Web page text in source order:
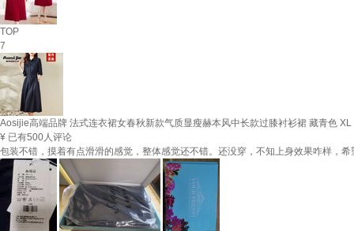
TOP
7
Aosijie高端品牌 法式连衣裙女春秋新款气质显瘦赫本风中长款过膝衬衫裙 藏青色 XL
¥ 已有500人评论
包装不错，摸着有点滑滑的感觉，整体感觉还不错。还没穿，不知上身效果咋样，希